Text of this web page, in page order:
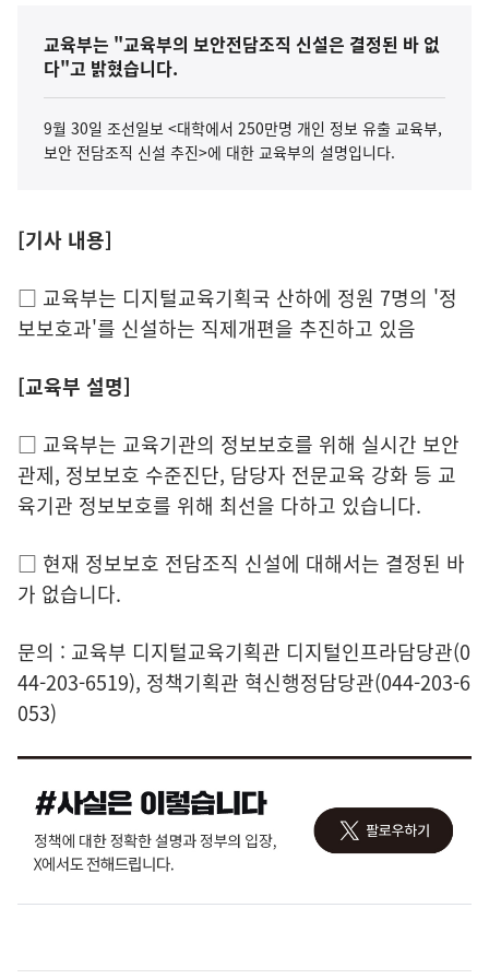
교육부는 "교육부의 보안전담조직 신설은 결정된 바 없
다"고 밝혔습니다.
9월 30일 조선일보 <대학에서 250만명 개인 정보 유출 교육부,
보안 전담조직 신설 추진>에 대한 교육부의 설명입니다.
[기사 내용]
□ 교육부는 디지털교육기획국 산하에 정원 7명의 '정
보보호과'를 신설하는 직제개편을 추진하고 있음
[교육부 설명]
□ 교육부는 교육기관의 정보보호를 위해 실시간 보안
관제, 정보보호 수준진단, 담당자 전문교육 강화 등 교
육기관 정보보호를 위해 최선을 다하고 있습니다.
□ 현재 정보보호 전담조직 신설에 대해서는 결정된 바
가 없습니다.
문의 : 교육부 디지털교육기획관 디지털인프라담당관(0
44-203-6519), 정책기획관 혁신행정담당관(044-203-6
053)